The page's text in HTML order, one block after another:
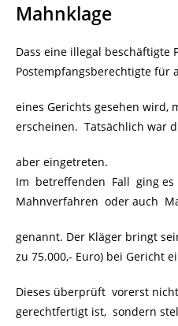
Mahnklage
Dass eine illegal beschäftigte
Postempfangsberechtigte für
eines Gerichts gesehen wird,
erscheinen. Tatsächlich war
aber eingetreten.
Im betreffenden Fall ging es
Mahnverfahren oder auch
genannt. Der Kläger bringt
zu 75.000,- Euro) bei Gericht
Dieses überprüft vorerst
gerechtfertigt ist, sondern